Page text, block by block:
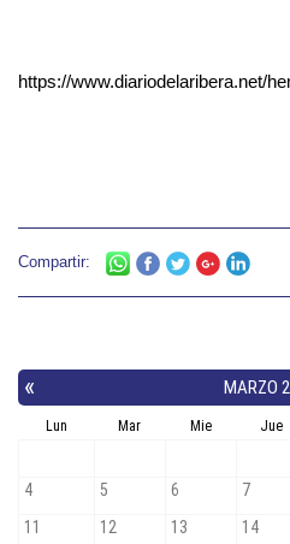
https://www.diariodelaribera.net/
Compartir: